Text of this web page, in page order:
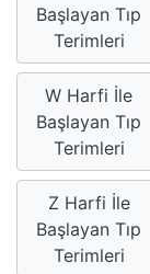
Başlayan Tıp
Terimleri
W Harfi İle
Başlayan Tıp
Terimleri
Z Harfi İle
Başlayan Tıp
Terimleri